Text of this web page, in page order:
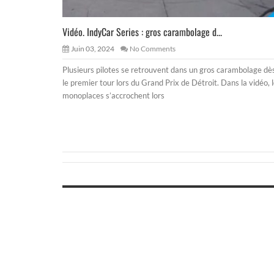
Vidéo. IndyCar Series : gros carambolage d...
Juin 03, 2024 No Comments
Plusieurs pilotes se retrouvent dans un gros carambolage
le premier tour lors du Grand Prix de Détroit. Dans la vidéo,
monoplaces s’accrochent lors